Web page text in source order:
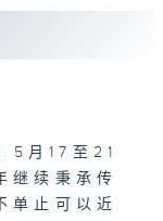
5月17至21
继续秉承传
单止可以近